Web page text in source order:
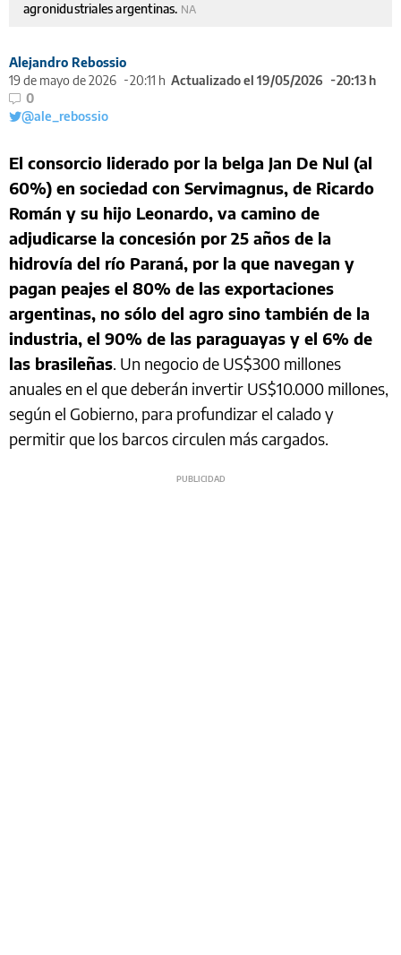
agronidustriales argentinas. NA
Alejandro Rebossio
19 de mayo de 2026
20:11 h Actualizado el 19/05/2026
20:13 h
0
@ale_rebossio
El consorcio liderado por la belga Jan De Nul (al
60%) en sociedad con Servimagnus, de Ricardo
Román y su hijo Leonardo, va camino de
adjudicarse la concesión por 25 años de la
hidrovía del río Paraná, por la que navegan y
pagan peajes el 80% de las exportaciones
argentinas, no sólo del agro sino también de la
industria, el 90% de las paraguayas y el 6% de
las brasileñas. Un negocio de US$300 millones
anuales en el que deberán invertir US$10.000 millones,
según el Gobierno, para profundizar el calado y
permitir que los barcos circulen más cargados.